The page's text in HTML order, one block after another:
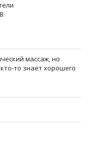
массаж, но
то знает хорошего